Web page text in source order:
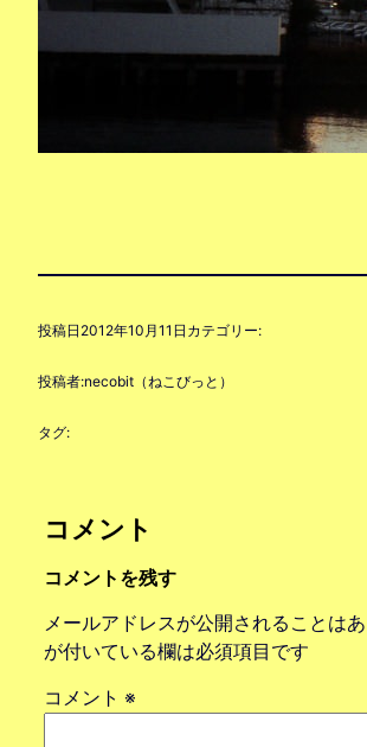
投稿日 2012年10月11日 カテゴリー:
投稿者:necobit（ねこびっと）
タグ:
コメント
コメントを残す
メールアドレスが公開されることはあ
が付いている欄は必須項目です
コメント ※